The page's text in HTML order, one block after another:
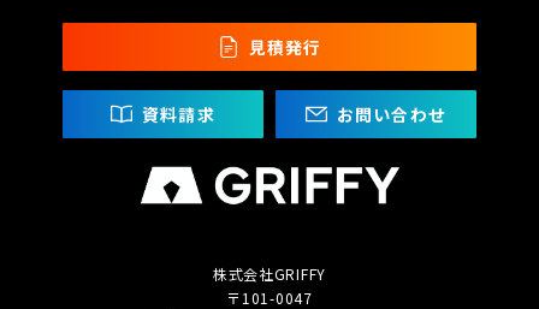
株式会社GRIFFY
〒101-0047
見積発行
資料請求 お問い合わせ